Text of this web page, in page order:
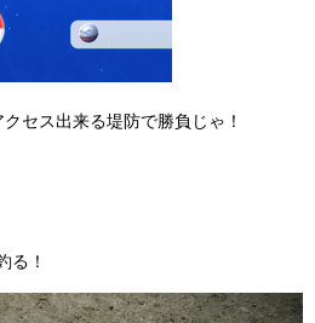
セス出来る堤防で勝負じゃ！
る！